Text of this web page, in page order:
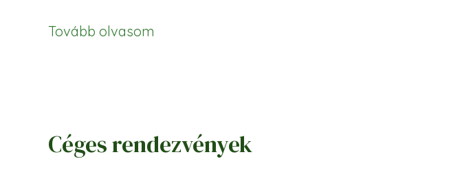
Tovább olvasom
Céges rendezvények